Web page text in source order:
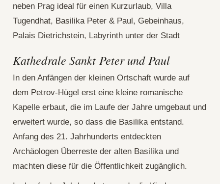
Kathedrale Sankt Peter und Paul
In den Anfängen der kleinen Ortschaft wurde auf
dem Petrov-Hügel erst eine kleine romanische
Kapelle erbaut, die im Laufe der Jahre umgebaut und
erweitert wurde, so dass die Basilika entstand.
Anfang des 21. Jahrhunderts entdeckten
Archäologen Überreste der alten Basilika und
machten diese für die Öffentlichkeit zugänglich.